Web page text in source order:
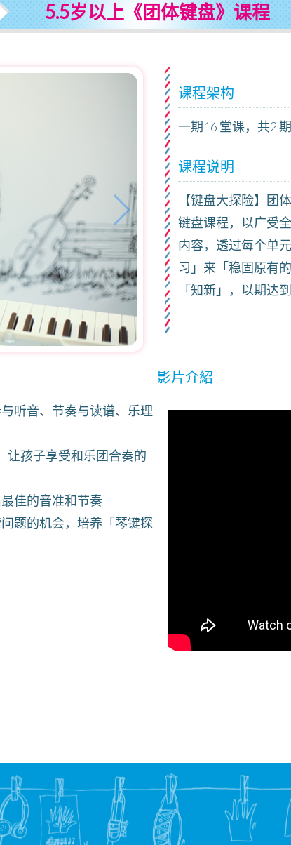
5.5岁以上《团体键盘》课程
课程架构
一期16 堂课，共2 期
课程说明
【键盘大探险】团
键盘课程，以广受
内容，透过每个单
习」来「稳固原有
「知新」，以期达
听音、节奏与读谱、乐理
让孩子享受和乐团合奏的
佳的音准和节奏
题的机会，培养「琴键探
影片介紹